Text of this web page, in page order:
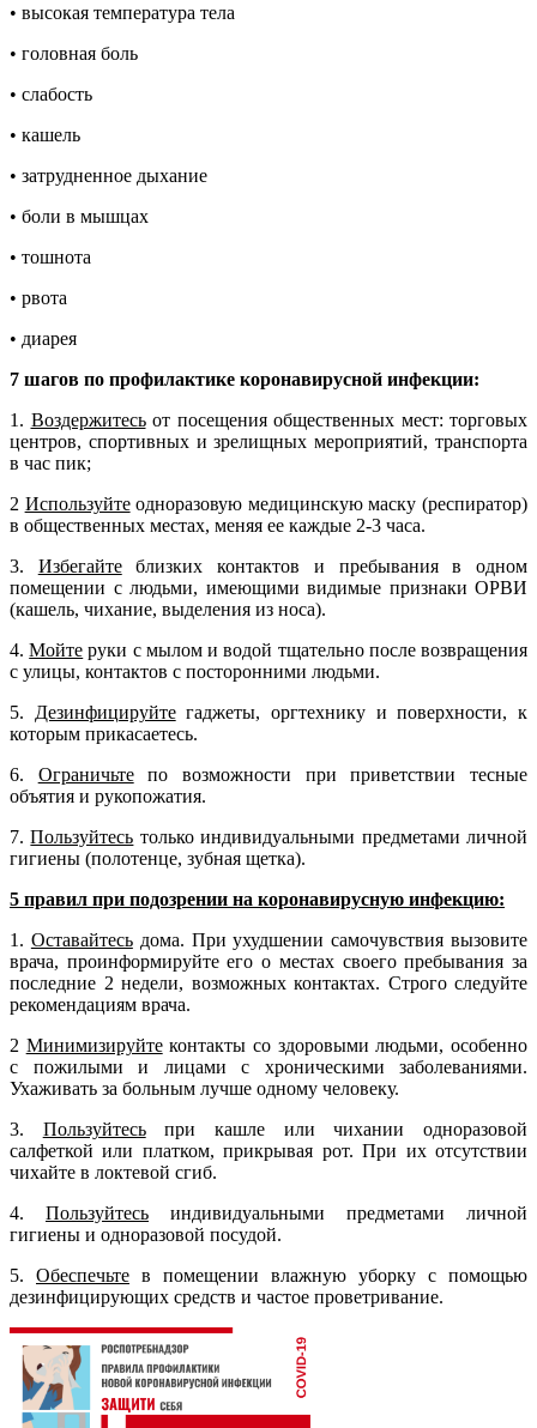
• высокая температура тела
• головная боль
• слабость
• кашель
• затрудненное дыхание
• боли в мышцах
• тошнота
• рвота
• диарея
7 шагов по профилактике коронавирусной инфекции:
1. Воздержитесьот посещения общественных мест: торговых
центров, спортивных и зрелищных мероприятий, транспорта
в час пик;
2 Используйтеодноразовую медицинскую маску (респиратор)
в общественных местах, меняя ее каждые 2-3 часа.
3. Избегайтеблизких контактов и пребывания в одном
помещении с людьми, имеющими видимые признаки ОРВИ
(кашель, чихание, выделения из носа).
4.Мойте руки с мылом и водой тщательно после возвращения
с улицы, контактов с посторонними людьми.
5. Дезинфицируйтегаджеты, оргтехнику и поверхности, к
которым прикасаетесь.
6. Ограничьтепо возможности при приветствии тесные
объятия и рукопожатия.
7.Пользуйтесь только индивидуальными предметами личной
гигиены (полотенце, зубная щетка).
5 правил при подозрении на коронавирусную инфекцию:
1. Оставайтесьдома. При ухудшении самочувствия вызовите
врача, проинформируйте его о местах своего пребывания за
последние 2 недели, возможных контактах. Строго следуйте
рекомендациям врача.
2 Минимизируйтеконтакты со здоровыми людьми, особенно
с пожилыми и лицами с хроническими заболеваниями.
Ухаживать за больным лучше одному человеку.
3. Пользуйтесьпри кашле или чихании одноразовой
салфеткой или платком, прикрывая рот. При их отсутствии
чихайте в локтевой сгиб.
4. Пользуйтесь индивидуальными предметами личной
гигиены и одноразовой посудой.
5. Обеспечьте в помещении влажную уборку с помощью
дезинфицирующих средств и частое проветривание.